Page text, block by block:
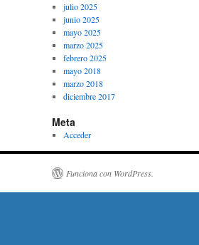
julio 2025
junio 2025
mayo 2025
marzo 2025
febrero 2025
mayo 2018
marzo 2018
diciembre 2017
Meta
Acceder
Funciona con WordPress.